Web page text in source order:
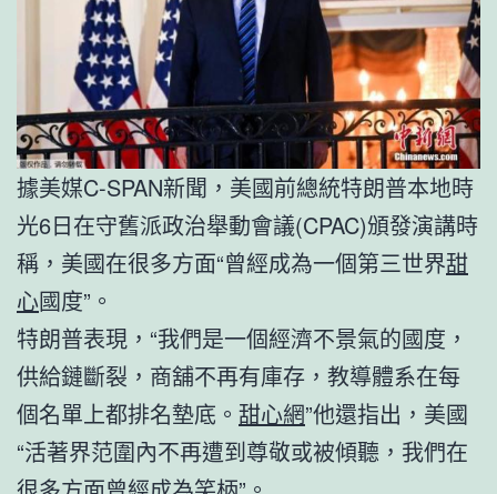
據美媒C-SPAN新聞，美國前總統特朗普本地時
光6日在守舊派政治舉動會議(CPAC)頒發演講時
稱，美國在很多方面“曾經成為一個第三世界甜
心國度”。
特朗普表現，“我們是一個經濟不景氣的國度，
供給鏈斷裂，商舖不再有庫存，教導體系在每
個名單上都排名墊底。 甜心網”他還指出，美國
“活著界范圍內不再遭到尊敬或被傾聽，我們在